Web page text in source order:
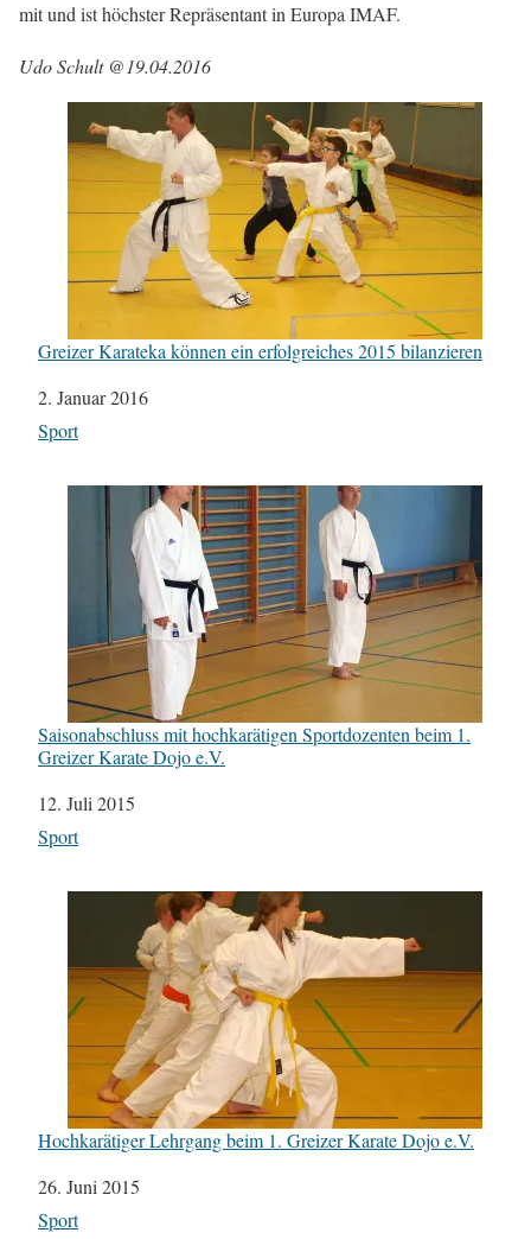
mit und ist höchster Repräsentant in Europa IMAF.
Udo Schult @19.04.2016
Greizer Karateka können ein erfolgreiches 2015 bilanzieren
Datum
2. Januar 2016
In Bezug auf
Sport
Saisonabschluss mit hochkarätigen Sportdozenten beim 1.
Greizer Karate Dojo e.V.
Datum
12. Juli 2015
In Bezug auf
Sport
Hochkarätiger Lehrgang beim 1. Greizer Karate Dojo e.V.
Datum
26. Juni 2015
In Bezug auf
Sport